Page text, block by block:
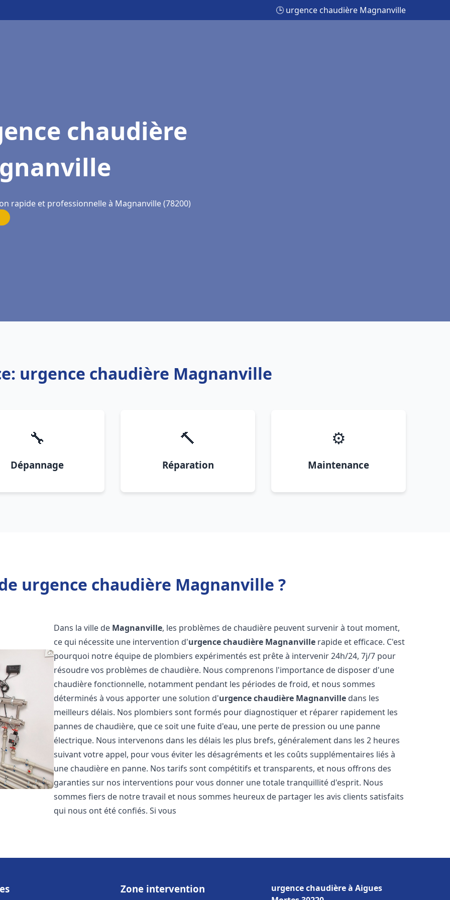
🕒 urgence chaudière Magnanville
chaudière
rapide et professionnelle à Magnanville (78200)
urgence chaudière Magnanville
🔧
Dépannage
🔨
Réparation
⚙️
Maintenance
urgence chaudière Magnanville ?
Dans la ville de Magnanville, les problèmes de chaudière peuvent survenir à tout moment,
ce qui nécessite une intervention d'urgence chaudière Magnanville rapide et efficace. C'est
pourquoi notre équipe de plombiers expérimentés est prête à intervenir 24h/24, 7j/7 pour
résoudre vos problèmes de chaudière. Nous comprenons l'importance de disposer d'une
chaudière fonctionnelle, notamment pendant les périodes de froid, et nous sommes
déterminés à vous apporter une solution d'urgence chaudière Magnanville dans les
meilleurs délais. Nos plombiers sont formés pour diagnostiquer et réparer rapidement les
pannes de chaudière, que ce soit une fuite d'eau, une perte de pression ou une panne
électrique. Nous intervenons dans les délais les plus brefs, généralement dans les 2 heures
suivant votre appel, pour vous éviter les désagréments et les coûts supplémentaires liés à
une chaudière en panne. Nos tarifs sont compétitifs et transparents, et nous offrons des
garanties sur nos interventions pour vous donner une totale tranquillité d'esprit. Nous
sommes fiers de notre travail et nous sommes heureux de partager les avis clients satisfaits
qui nous ont été confiés. Si vous
Zone intervention
urgence chaudière à Aigues